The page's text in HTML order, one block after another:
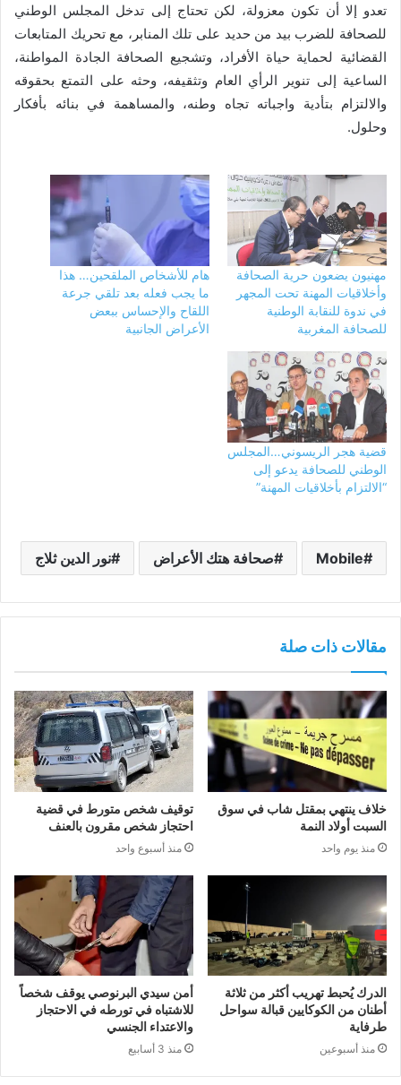
تعدو إلا أن تكون معزولة، لكن تحتاج إلى تدخل المجلس الوطني
للصحافة للضرب بيد من حديد على تلك المنابر، مع تحريك المتابعات
القضائية لحماية حياة الأفراد، وتشجيع الصحافة الجادة المواطنة،
الساعية إلى تنوير الرأي العام وتثقيفه، وحثه على التمتع بحقوقه
والالتزام بتأدية واجباته تجاه وطنه، والمساهمة في بنائه بأفكار
وحلول.
مهنيون يضعون حرية الصحافة
وأخلاقيات المهنة تحت المجهر
في ندوة للنقابة الوطنية
للصحافة المغربية
هام للأشخاص الملقحين… هذا
ما يجب فعله بعد تلقي جرعة
اللقاح والإحساس ببعض
الأعراض الجانبية
قضية هجر الريسوني…المجلس
الوطني للصحافة يدعو إلى
“الالتزام بأخلاقيات المهنة”
Mobile صحافة هتك الأعراض نور الدين ثلاج
مقالات ذات صلة
خلاف ينتهي بمقتل شاب في سوق
السبت أولاد النمة
منذ يوم واحد
توقيف شخص متورط في قضية
احتجاز شخص مقرون بالعنف
منذ أسبوع واحد
الدرك يُحبط تهريب أكثر من ثلاثة
أطنان من الكوكايين قبالة سواحل
طرفاية
منذ أسبوعين
أمن سيدي البرنوصي يوقف شخصاً
للاشتباه في تورطه في الاحتجاز
والاعتداء الجنسي
منذ 3 أسابيع